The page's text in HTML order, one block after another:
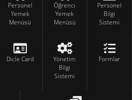
Personel
Yemek
Menüsü
Öğrenci
Yemek
Menüsü
Personel
Bilgi
Sistemi
Dicle Card
Yönetim
Bilgi
Sistemi
Formlar